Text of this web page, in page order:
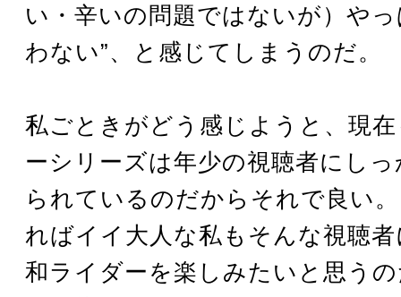
い・辛いの問題ではないが）や
わない”、と感じてしまうのだ。
私ごときがどう感じようと、現
ーシリーズは年少の視聴者にし
られているのだからそれで良い
ればイイ大人な私もそんな視聴
和ライダーを楽しみたいと思う